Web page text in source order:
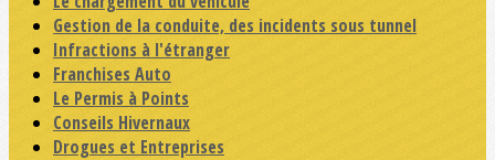
Gestion de la conduite, des incidents sous tunnel
Infractions à l'étranger
Franchises Auto
Le Permis à Points
Conseils Hivernaux
Drogues et Entreprises